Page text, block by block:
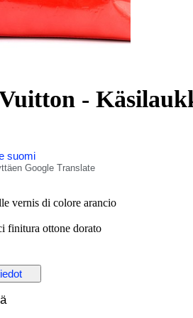
-
suomi
Google Translate
vernis di colore arancio
finitura ottone dorato
si porta a mano